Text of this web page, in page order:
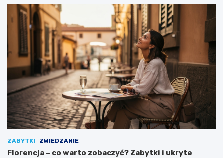
ZABYTKI ZWIEDZANIE
Florencja – co warto zobaczyć? Zabytki i ukryte